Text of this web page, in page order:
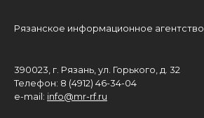
Рязанское информационное агентство
390023, г. Рязань, ул. Горького, д. 32
Телефон: 8 (4912) 46-34-04
e-mail: info@mr-rf.ru